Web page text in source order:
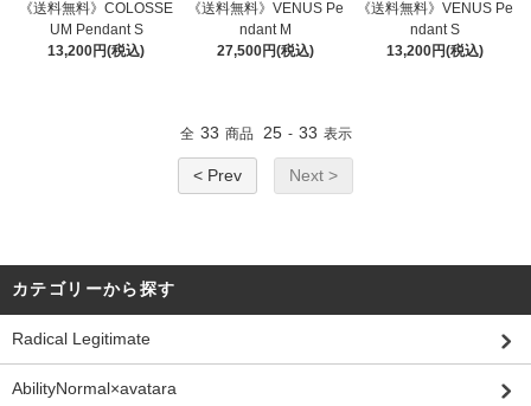
《送料無料》COLOSSE
UM Pendant S
13,200円(税込)
《送料無料》VENUS Pe
ndant M
27,500円(税込)
《送料無料》VENUS Pe
ndant S
13,200円(税込)
全 33 商品 25 - 33 表示
< Prev Next >
カテゴリーから探す
Radical Legitimate
AbilityNormal×avatara